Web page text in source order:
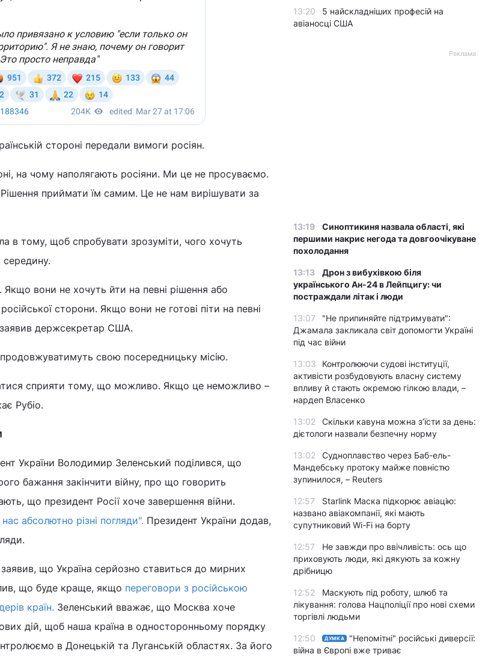
стороні передали вимоги росіян.
на чому наполягають росіяни. Ми це не просуваємо.
приймати їм самим. Це не нам вирішувати за
в тому, щоб спробувати зрозуміти, чого хочуть
Якщо вони не хочуть йти на певні рішення або
сторони. Якщо вони не готові піти на певні
заявив держсекретар США.
свою посередницьку місію.
сприяти тому, що можливо. Якщо це неможливо –
Рубіо.
України Володимир Зеленський поділився, що
бажання закінчити війну, про що говорить
що президент Росії хоче завершення війни.
абсолютно різні погляди". Президент України додав,
що Україна серйозно ставиться до мирних
що буде краще, якщо переговори з російською
країн. Зеленський вважає, що Москва хоче
дій, щоб наша країна в односторонньому порядку
в Донецькій та Луганській областях. За його
13:20
5 найскладніших професій на
авіаносці США
Реклама
13:19
Синоптикиня назвала області, які
першими накриє негода та довгоочікуване
похолодання
13:13
Дрон з вибухівкою біля
українського Ан-24 в Лейпцигу: чи
постраждали літак і люди
13:07
"Не припиняйте підтримувати":
Джамала закликала світ допомогти Україні
під час війни
13:03
Контролюючи судові інституції,
активісти розбудовують власну систему
впливу й стають окремою гілкою влади, –
нардеп Власенко
13:02
Скільки кавуна можна з’їсти за день:
дієтологи назвали безпечну норму
13:02
Судноплавство через Баб-ель-
Мандебську протоку майже повністю
зупинилося, – Reuters
12:57
Starlink Маска підкорює авіацію:
названо авіакомпанії, які мають
супутниковий Wi-Fi на борту
12:57
Не завжди про ввічливість: ось що
приховують люди, які дякують за кожну
дрібницю
12:52
Маскують під роботу, шлюб та
лікування: голова Нацполіції про нові схеми
торгівлі людьми
12:50 ДУМКА
"Непомітні" російські диверсії:
війна в Європі вже триває